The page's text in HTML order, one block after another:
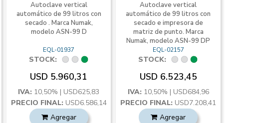
Autoclave vertical
automático de 99 litros con
secado . Marca Numak,
modelo ASN-99 D
EQL-01937
STOCK:
USD 5.960,31
IVA: 10,50% | USD625,83
PRECIO FINAL: USD6.586,14
Agregar
Autoclave vertical
automático de 99 litros con
secado e impresora de
matriz de punto. Marca
Numak, modelo ASN-99 DP
EQL-02157
STOCK:
USD 6.523,45
IVA: 10,50% | USD684,96
PRECIO FINAL: USD7.208,41
Agregar